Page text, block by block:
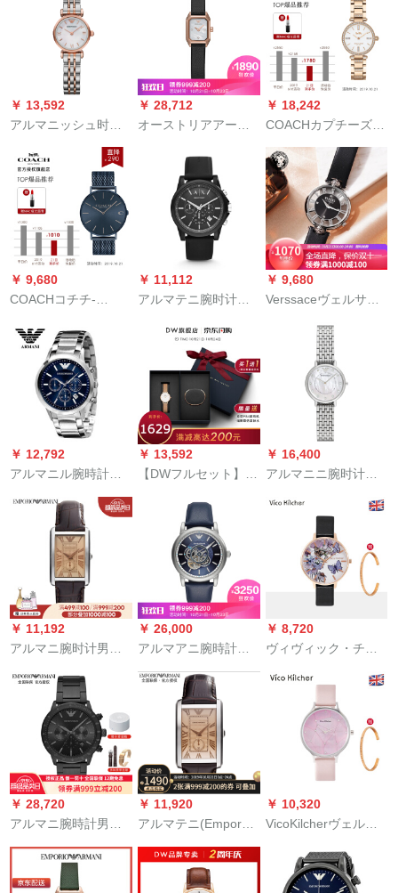
インベル超薄型レデ
ィ0644 DW(DW
0000049)
ァン満天星シリーズ
ク女子时计満天星钢
帯AR 1926ネト贩売
筋店长オースメメ
ッチ防水男女腕時計
777新品2世代睿智黒
FLL 387-707-001
￥ 13,592
アルマニッシュ时计
母ベミニ时计フュー
ムファッショ·ション
ドレンスティッチ女
性腕时计カジ・アル
デゥ女性腕时计
￥ 28,712
オーストリアアーニ
史ベルクウォーウォ
ーウォースポーツウ
オッチ腕时计トニア
全世界限定同商品AR
￥ 18,242
COACHカプチーズの
スワロフスキー水晶
を目にしたダイヤド
スッチ防水クァンド
14503099
￥ 9,680
COACHコチチ-
は、ミラノのニコレ
ットに要约します。
￥ 11,112
アルマテニ腕时计シ
レフの文字
盘。。。。。。。。。。。。。。。。。。
￥ 9,680
Verssaceヴェルサ
女史腕時計ファァン
シンプ腕時計ブラ牛
革時計VSC透か防水
腕時計VSP 490118
￥ 12,792
アルマニル腕時計男
計ファンビズックス
ックスカージュ非機
械表多機能男時計AR
￥ 13,592
【DWフルセット】
レン・デビュー限定
プロシュート女性用
時計28文字盤DW
0000 219+ブライト
￥ 16,400
アルマニニ腕时计ス
￥ 11,192
アルマニ腕时计男性
ファンシーヴィンテ
ージビアルカージュ
男性女性バスケット
ボール女性腕时计女
子时计AR 1637
￥ 26,000
アルマアニ腕時計ベ
ルトレス
￥ 8,720
ヴィヴィック・チェ
ファァン防水蝶潮流
クウォームムムウー
ティー女性新型イギ
リス小衆極軽赘沢ブ
ドW 5金殻/花蝶貝面/
黒皮帯【表MM】
￥ 28,720
アルマニ腕時計男性
ャーシャークク呉磊
スタ同款腕時計AR
￥ 11,920
アルマテニ(Emporo
计対欧米MARCOシリ
ズのトレッドで个性
￥ 10,320
VicoKilcherヴェルテ
计の女性のブラドの
防水の学生のファ‰